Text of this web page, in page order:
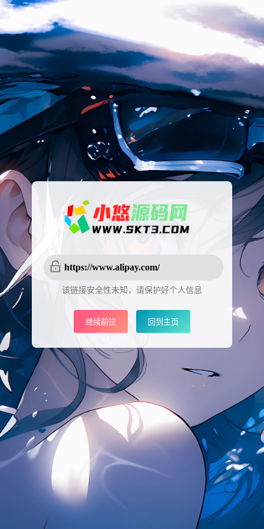
https://www.alipay.com/
该链接安全性未知，请保护好个人信息
继续前往 回到主页